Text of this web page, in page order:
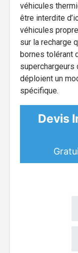
véhicules
être interdite
véhicules
sur la recharge
bornes tolérant
superchargeurs
déploient un
spécifique.